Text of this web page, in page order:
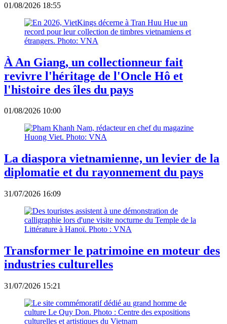
01/08/2026 18:55
À An Giang, un collectionneur fait
revivre l'héritage de l'Oncle Hô et
l'histoire des îles du pays
01/08/2026 10:00
La diaspora vietnamienne, un levier de la
diplomatie et du rayonnement du pays
31/07/2026 16:09
Transformer le patrimoine en moteur des
industries culturelles
31/07/2026 15:21